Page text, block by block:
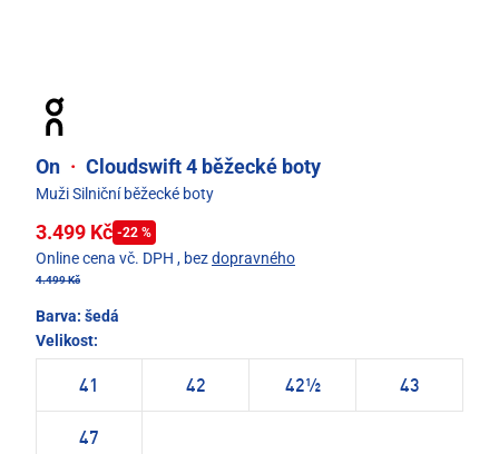
On · Cloudswift 4 běžecké boty
Muži Silniční běžecké boty
3.499 Kč -22 %
Online cena vč. DPH , bezdopravného
4.499 Kč
Barva: šedá
Velikost:
41 42 42½ 43
47